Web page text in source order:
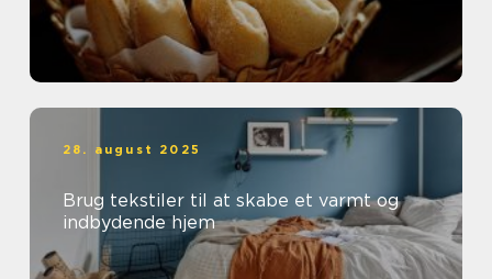
28. august 2025
Brug tekstiler til at skabe et varmt og
indbydende hjem